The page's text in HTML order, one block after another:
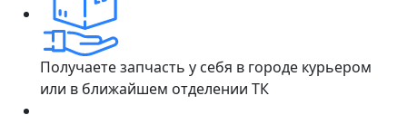
Получаете запчасть у себя в городе курьером
или в ближайшем отделении ТК